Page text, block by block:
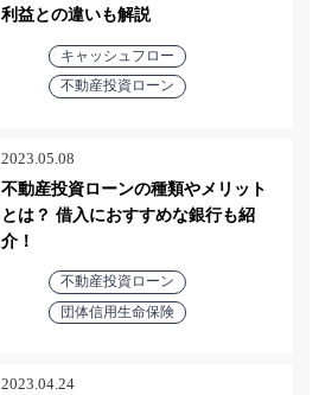
利益との違いも解説
キャッシュフロー
不動産投資ローン
2023.05.08
不動産投資ローンの種類やメリット
とは？ 借入におすすめな銀行も紹
介！
不動産投資ローン
団体信用生命保険
2023.04.24